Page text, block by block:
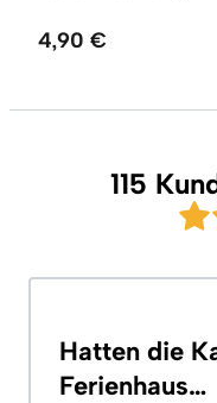
4,90 €
115
Hatten die
Ferienhaus…